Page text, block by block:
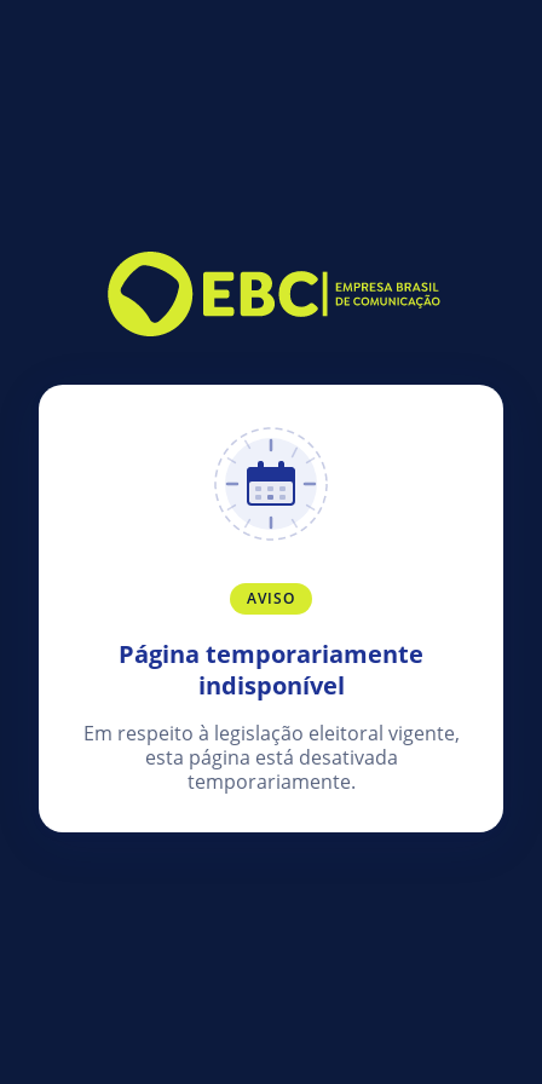
AVISO
Página temporariamente
indisponível
Em respeito à legislação eleitoral vigente,
esta página está desativada
temporariamente.